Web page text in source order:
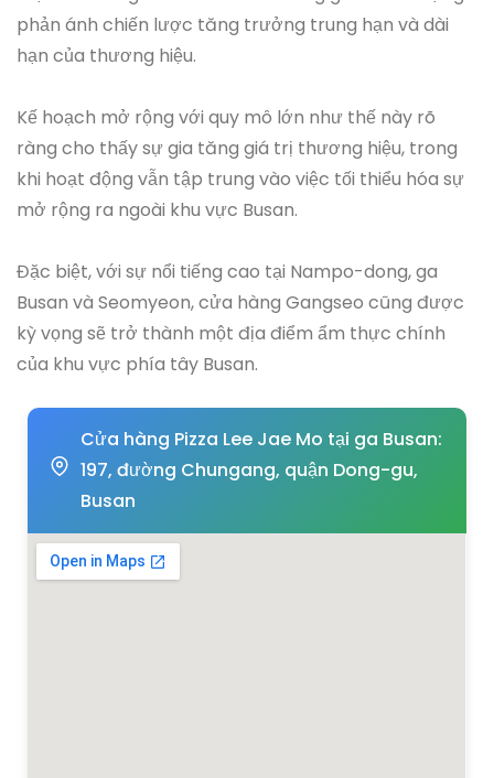
phản ánh chiến lược tăng trưởng trung hạn và dài
hạn của thương hiệu.
Kế hoạch mở rộng với quy mô lớn như thế này rõ
ràng cho thấy sự gia tăng giá trị thương hiệu, trong
khi hoạt động vẫn tập trung vào việc tối thiểu hóa sự
mở rộng ra ngoài khu vực Busan.
Đặc biệt, với sự nổi tiếng cao tại Nampo-dong, ga
Busan và Seomyeon, cửa hàng Gangseo cũng được
kỳ vọng sẽ trở thành một địa điểm ẩm thực chính
của khu vực phía tây Busan.
Cửa hàng Pizza Lee Jae Mo tại ga Busan:
197, đường Chungang, quận Dong-gu,
Busan